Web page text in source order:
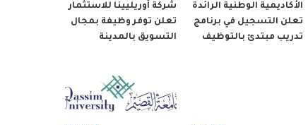
الأكاديمية الوطنية الرائدة
تعلن التسجيل في برنامج
تدريب مبتدئ بالتوظيف
شركة أوريليينا للاستثمار
تعلن توفر وظيفة بمجال
التسويق بالمدينة